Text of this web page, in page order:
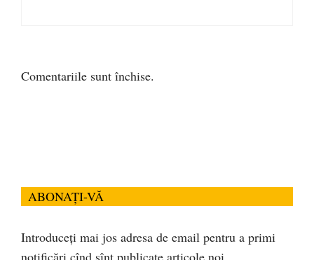
Comentariile sunt închise.
ABONAȚI-VĂ
Introduceți mai jos adresa de email pentru a primi